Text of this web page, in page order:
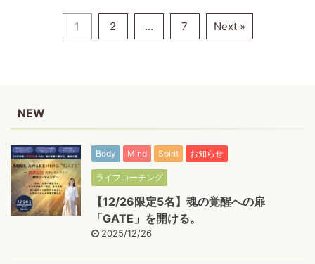
1 2 … 7 Next »
NEW
Body Mind Spirit お知らせ
ライフコーチング
【12/26限定5名】魂の覚醒への扉
「GATE」を開ける。
2025/12/26